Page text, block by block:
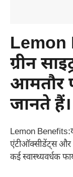
Lemon
ग्रीन
आमतौर
जानते हैं।
Lemon
एंटीऑक्सीडेंट्स और
कई स्वास्थ्यवर्धक